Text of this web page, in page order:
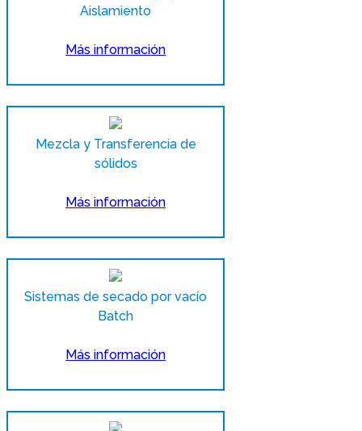
Aislamiento
Más información
Mezcla y Transferencia de
sólidos
Más información
Sistemas de secado por vacío
Batch
Más información